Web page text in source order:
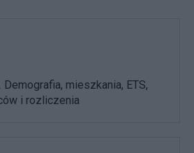
mieszkania, ETS,
i rozliczenia